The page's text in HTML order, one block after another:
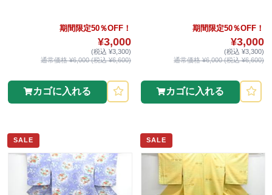
期間限定50％OFF！
¥3,000
(税込 ¥3,300)
通常価格 ¥6,000 (税込 ¥6,600)
カゴに入れる
期間限定50％OFF！
¥3,000
(税込 ¥3,300)
通常価格 ¥6,000 (税込 ¥6,600)
カゴに入れる
SALE SALE